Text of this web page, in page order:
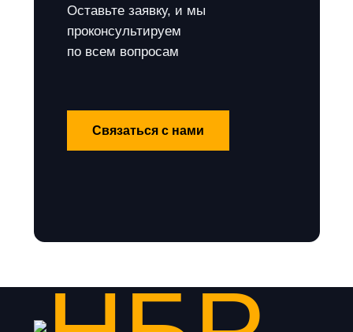
Оставьте заявку, и мы
проконсультируем
по всем вопросам
Связаться с нами